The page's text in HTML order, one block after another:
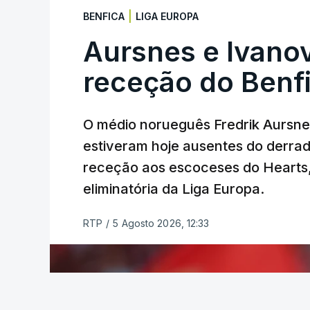
triunfo em prólogos da prova, o sexto
segundos, enquanto o italiano Luca
(Anicolor-Campicarn), vencedor das
quarta e quinta posições,
em Sintra, na primeira das 10 etapas
categoria nos derradeiros 50
TÓPICOS
BENFICA LIGA EUROPA
Aursnes e
receção do
O médio norueguês Fredrik
estiveram hoje ausentes do
receção aos escoceses do
eliminatória da Liga Europa.
RTP / 5 Agosto 2026, 12:33